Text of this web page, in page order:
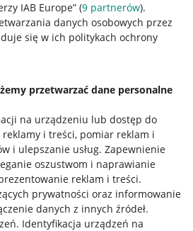
IAB Europe” (9 partnerów).
danych osobowych przez
się w ich politykach ochrony
przetwarzać dane personalne
na urządzeniu lub dostęp do
i treści, pomiar reklam i
i ulepszanie usług. Zapewnienie
oszustwom i naprawianie
reklam i treści.
prywatności oraz informowanie
danych z innych źródeł.
. Identyfikacja urządzeń na